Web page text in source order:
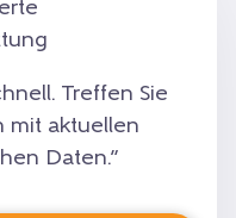
Treffen Sie
mit aktuellen
Daten.”